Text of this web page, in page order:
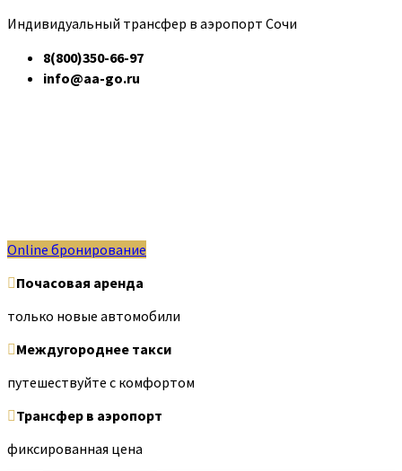
Индивидуальный трансфер в аэропорт Сочи
8(800)350-66-97
info@aa-go.ru
Online бронирование
Почасовая аренда
только новые автомобили
Междугороднее такси
путешествуйте с комфортом
Трансфер в аэропорт
фиксированная цена